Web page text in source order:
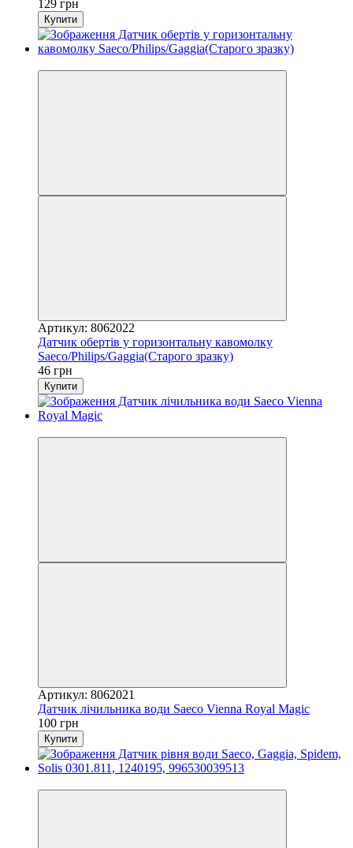
129 грн
Купити
Артикул: 8062022
Датчик обертів у горизонтальну кавомолку
Saeco/Philips/Gaggia(Старого зразку)
46 грн
Купити
Артикул: 8062021
Датчик лічильника води Saeco Vienna Royal Magic
100 грн
Купити